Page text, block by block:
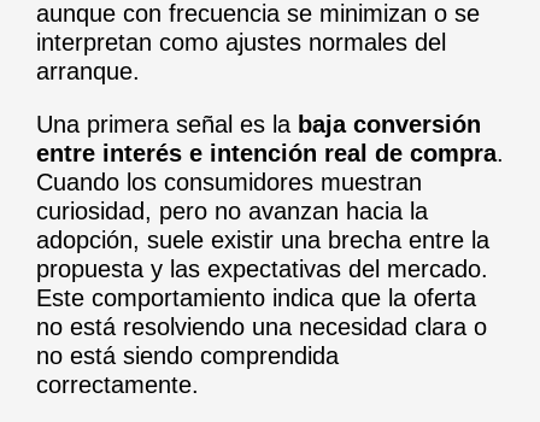
aunque con frecuencia se minimizan o se
interpretan como ajustes normales del
arranque.
Una primera señal es la baja conversión
entre interés e intención real de compra.
Cuando los consumidores muestran
curiosidad, pero no avanzan hacia la
adopción, suele existir una brecha entre la
propuesta y las expectativas del mercado.
Este comportamiento indica que la oferta
no está resolviendo una necesidad clara o
no está siendo comprendida
correctamente.